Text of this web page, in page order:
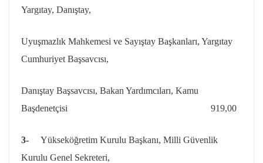
Yargıtay, Danıştay,
Uyuşmazlık Mahkemesi ve Sayıştay Başkanları, Yargıtay
Cumhuriyet Başsavcısı,
Danıştay Başsavcısı, Bakan Yardımcıları, Kamu
Başdenetçisi 919,00
3- Yükseköğretim Kurulu Başkanı, Milli Güvenlik
Kurulu Genel Sekreteri,